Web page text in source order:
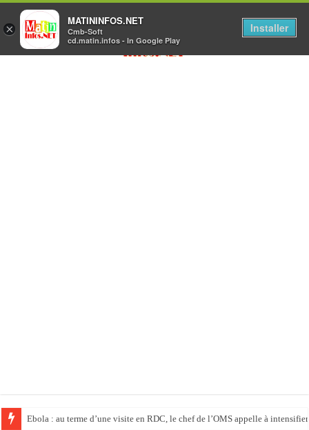
Ebola : au terme d’une visite en RDC, le chef de l’OMS appelle à
×
MATININFOS.NET
Cmb-Soft
cd.matin.infos - In Google Play
Installer